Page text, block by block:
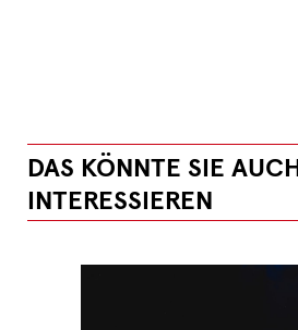
DAS KÖNNTE SIE AUCH
INTERESSIEREN